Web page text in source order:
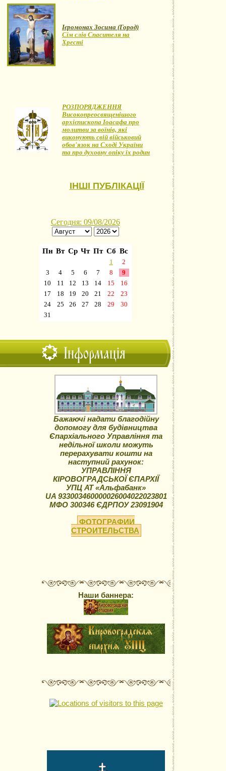
Ієромонах Зосима (Город)
Сім слів Спасителя на
Хресті
РОЗПОРЯДЖЕННЯ
Високопреосвященішого
архієпископа Іоасафа про
молитви за воїнів, які
виконують свій військовий
обов'язок на Сході України
та про духовну опіку їх родин
ІНШІ ПУБЛІКАЦІЇ
Інформація
Бажаючі надати благодійну
допомогу для будівництва
Єпархіального Управління та
недільної школи можуть
перерахувати кошти на
наступний рахунок:
УПРАВЛІННЯ
КІРОВОГРАДСЬКОЇ ЄПАРХІЇ
УПЦ АТ «Альфабанк»
UA 933003460000026004022023801
МФО 300346 ЄДРПОУ 23091904
ФОТОГРАФИИ
СТРОИТЕЛЬСТВА
Наши баннера: